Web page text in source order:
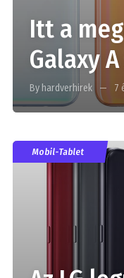
Itt a
Galaxy
By hardverhirek 7
Mobil-Tablet